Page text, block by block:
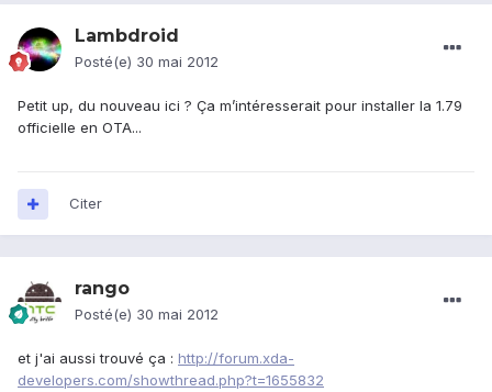
Lambdroid
Posté(e) 30 mai 2012
Petit up, du nouveau ici ? Ça m’intéresserait pour installer la 1.79
officielle en OTA...
Citer
rango
Posté(e) 30 mai 2012
et j'ai aussi trouvé ça : http://forum.xda-
developers.com/showthread.php?t=1655832